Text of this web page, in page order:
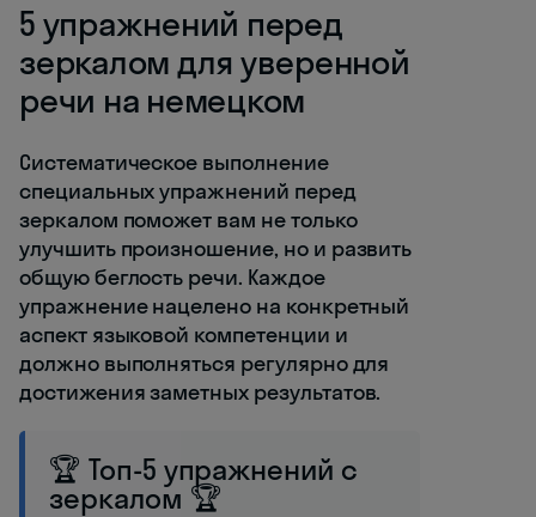
5 упражнений перед
зеркалом для уверенной
речи на немецком
Систематическое выполнение
специальных упражнений перед
зеркалом поможет вам не только
улучшить произношение, но и развить
общую беглость речи. Каждое
упражнение нацелено на конкретный
аспект языковой компетенции и
должно выполняться регулярно для
достижения заметных результатов.
🏆 Топ-5 упражнений с
зеркалом 🏆